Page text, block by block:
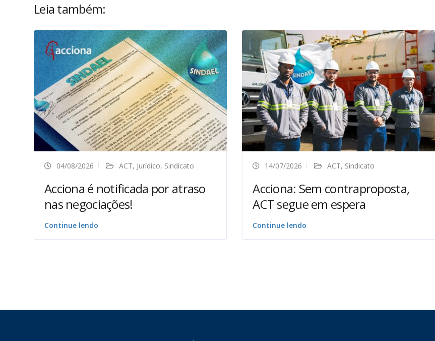
Leia também:
04/08/2026 ACT, Jurídico, Sindicato
Acciona é notificada por atraso
nas negociações!
Continue lendo
14/07/2026 ACT, Sindicato
Acciona: Sem contraproposta,
ACT segue em espera
Continue lendo